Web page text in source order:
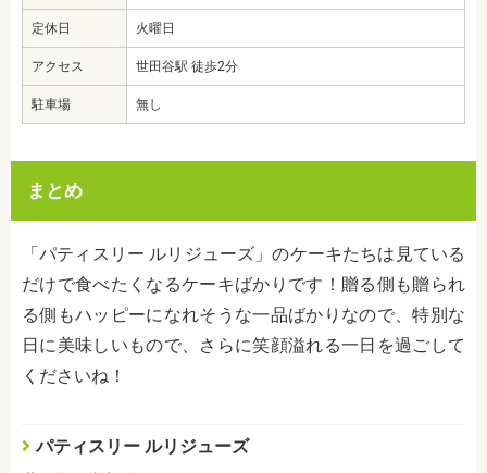
定休日 火曜日
アクセス 世田谷駅 徒歩2分
駐車場 無し
まとめ
「パティスリー ルリジューズ」のケーキたちは 見ている
だけで食べたくなるケーキばかりです！贈る側も贈られ
る側もハッピーになれそうな一品ばかりなので、特別な
日に美味しいもので、さらに笑顔溢れる一日を過ごして
くださいね！
パティスリー ルリジューズ